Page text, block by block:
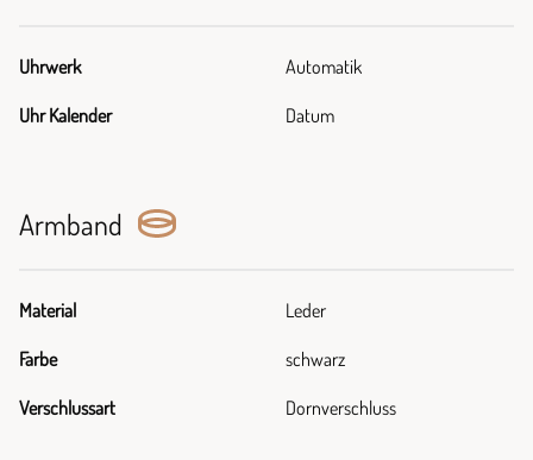
Uhrwerk Automatik
Uhr Kalender Datum
Armband
Material Leder
Farbe schwarz
Verschlussart Dornverschluss